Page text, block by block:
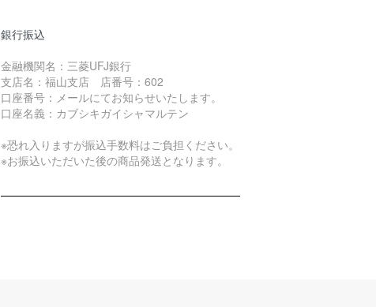
銀行振込
金融機関名：三菱UFJ銀行
支店名：福山支店 店番号：602
口座番号：メールにてお知らせいたします。
口座名義：カブシキガイシャマルテン
※恐れ入りますが振込手数料はご負担ください。
※お振込いただいた後の商品発送となります。